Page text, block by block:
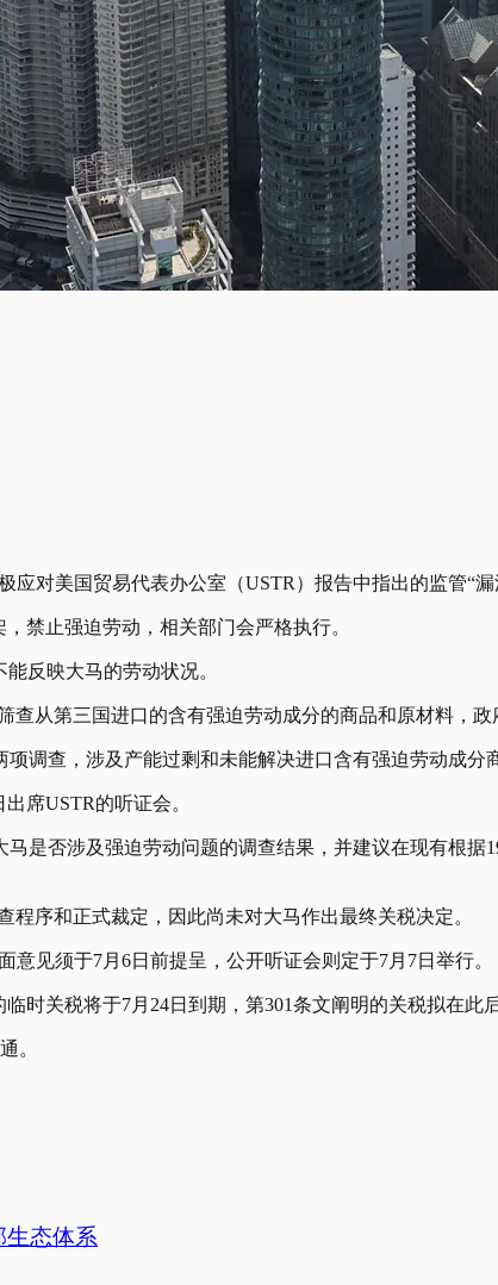
应对美国贸易代表办公室（USTR）报告中指出的监管“漏
禁止强迫劳动，相关部门会严格执行。
反映大马的劳动状况。
查从第三国进口的含有强迫劳动成分的商品和原材料，
调查，涉及产能过剩和未能解决进口含有强迫劳动成分
席USTR的听证会。
是否涉及强迫劳动问题的调查结果，并建议在现有根
序和正式裁定，因此尚未对大马作出最终关税决定。
见须于7月6日前提呈，公开听证会则定于7月7日举行。
时关税将于7月24日到期，第301条文阐明的关税拟在此
。
生态体系